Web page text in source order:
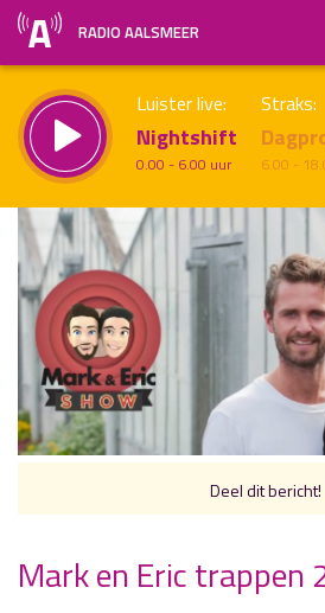
RADIO AALSMEER
Luister live:
Nightshift
0.00 - 6.00 uur
Straks:
6.00 -
Vorig uur uur 1 van x
Inklappen
Deel dit bericht!
Mark en Eric trappen